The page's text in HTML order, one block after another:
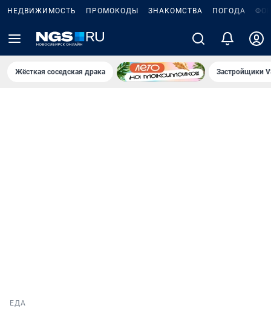
НЕДВИЖИМОСТЬ ПРОМОКОДЫ ЗНАКОМСТВА ПОГОДА
Жёсткая соседская драка Застройщики
ЕДА